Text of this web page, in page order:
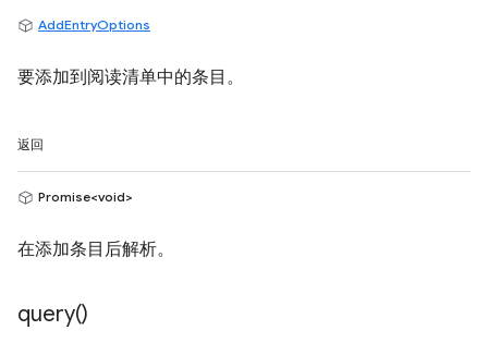
AddEntryOptions
要添加到阅读清单中的条目。
返回
Promise<void>
在添加条目后解析。
query()